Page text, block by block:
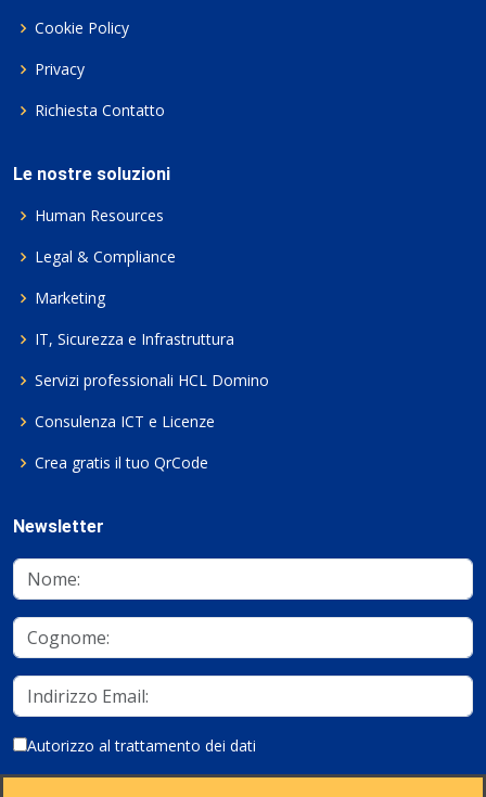
Cookie Policy
Privacy
Richiesta Contatto
Le nostre soluzioni
Human Resources
Legal & Compliance
Marketing
IT, Sicurezza e Infrastruttura
Servizi professionali HCL Domino
Consulenza ICT e Licenze
Crea gratis il tuo QrCode
Newsletter
Autorizzo al trattamento dei dati